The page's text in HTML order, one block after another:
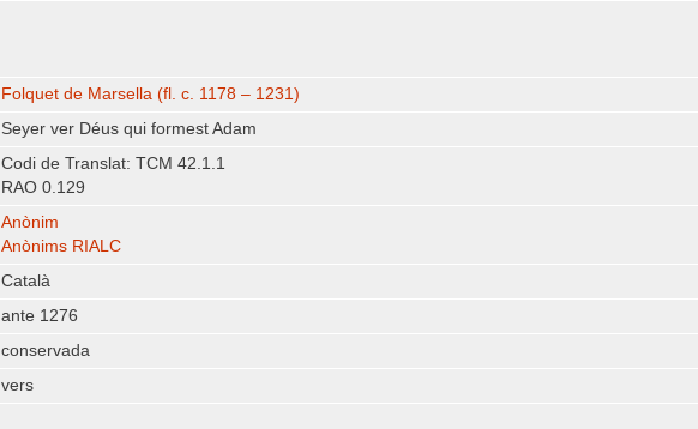
Folquet de Marsella (fl. c. 1178 – 1231)
Seyer ver Déus qui formest Adam
Codi de Translat: TCM 42.1.1
RAO 0.129
Anònim
Anònims RIALC
Català
ante 1276
conservada
vers